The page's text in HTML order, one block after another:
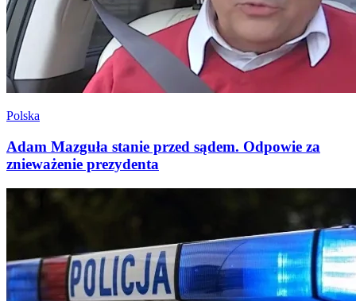
Polska
Adam Mazguła stanie przed sądem. Odpowie za
znieważenie prezydenta